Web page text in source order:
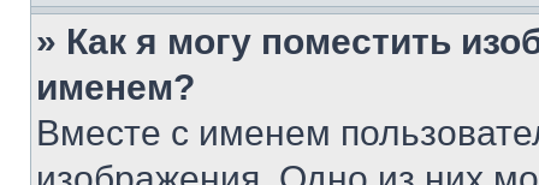
» Как я могу поместить
именем?
Вместе с именем